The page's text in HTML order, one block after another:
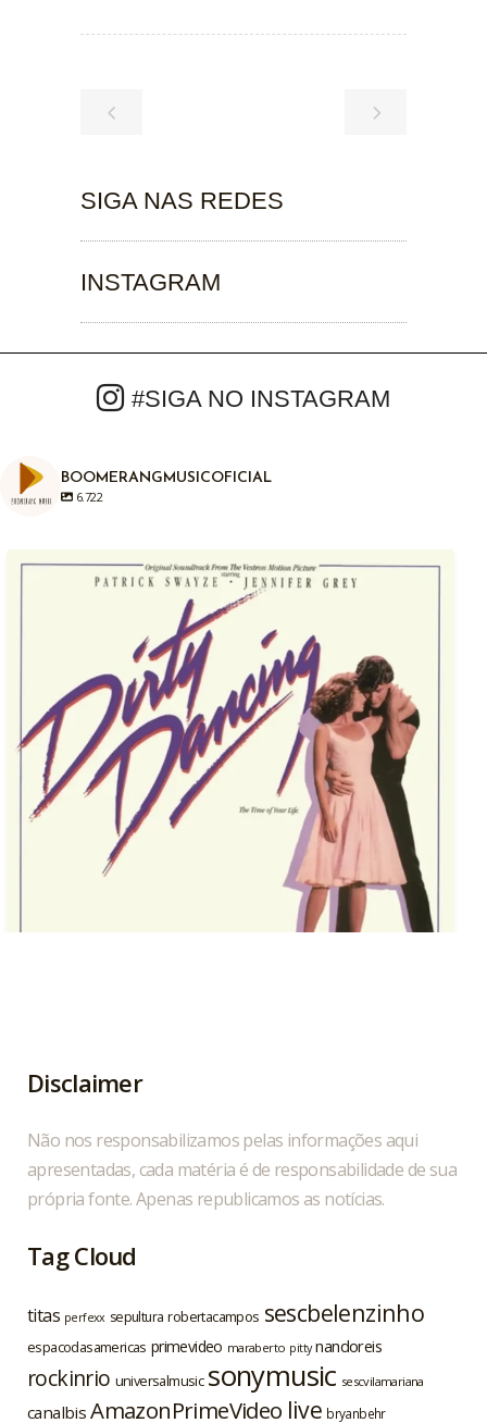
SIGA NAS REDES
INSTAGRAM
#SIGA NO INSTAGRAM
BOOMERANGMUSICOFICIAL
6.722
Em 04/08/1987, há exatamente anos atrás era...
1
Disclaimer
Não nos responsabilizamos pelas informações aqui
apresentadas, cada matéria é de responsabilidade de sua
própria fonte. Apenas republicamos as notícias.
Tag Cloud
titas perfexx sepultura robertacampos sescbelenzinho
espacodasamericas primevideo maraberto pitty nandoreis
rockinrio universalmusic sonymusic sescvilamariana
canalbis AmazonPrimeVideo live bryanbehr